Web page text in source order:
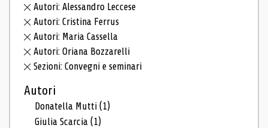
Autori: Alessandro Leccese
Autori: Cristina Ferrus
Autori: Maria Cassella
Autori: Oriana Bozzarelli
Sezioni: Convegni e seminari
Autori
Donatella Mutti(1)
Giulia Scarcia(1)